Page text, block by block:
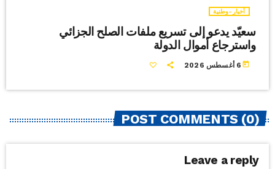
أخبار-وطنية
سعيّد يدعو إلى تسريع ملفات الصلح الجزائي
واسترجاع أموال الدولة
today 6 أغسطس 2026
POST COMMENTS (0)
Leave a reply